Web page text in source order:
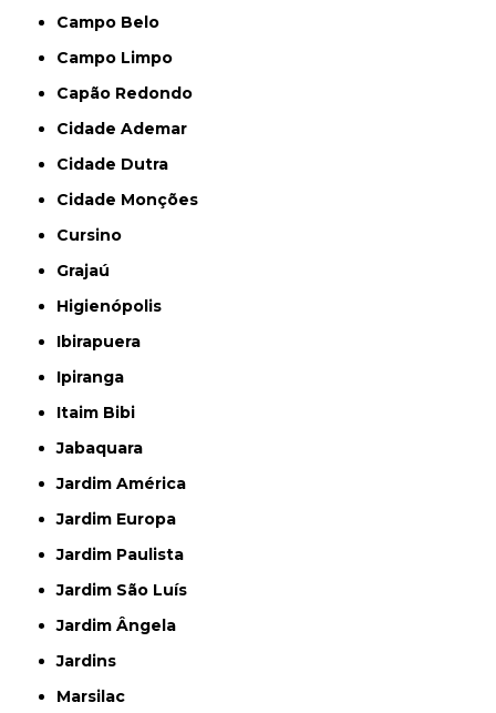
Campo Belo
Campo Limpo
Capão Redondo
Cidade Ademar
Cidade Dutra
Cidade Monções
Cursino
Grajaú
Higienópolis
Ibirapuera
Ipiranga
Itaim Bibi
Jabaquara
Jardim América
Jardim Europa
Jardim Paulista
Jardim São Luís
Jardim Ângela
Jardins
Marsilac